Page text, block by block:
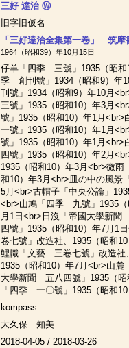
三好 達治 Ⓦ
旧字旧仮名
「三好達治全集第一卷」 筑摩
1964（昭和39）年10月15日
仔羊「四季 三號」1935（昭和
季 創刊號」1934（昭和9）年
刊號」1934（昭和9）年10月
三號」1935（昭和10）年3月
號」1935（昭和10）年1月
一號」1935（昭和10）年1月
號」1935（昭和10）年1月
四號」1935（昭和10）年2月
1935（昭和10）年3月<br>微
和10）年3月<br>皿の中の風景
5月<br>古帽子「中央公論」
<br>山鳩「四季 九號」1935
月1日<br>日沒「帝國大學新
四號」1935（昭和10）年7月1
卷七號」改造社、1935（昭和
鯉幟「文藝 三卷七號」改造社
1935（昭和10）年7月<br>山
大學新聞 五八四號」1935（
「四季 一〇號」1935（昭和
kompass
大久保 知美
2018-04-05 / 2018-03-26